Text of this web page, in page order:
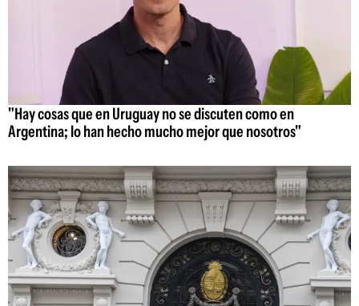
"Hay cosas que en Uruguay no se discuten como en
Argentina; lo han hecho mucho mejor que nosotros"